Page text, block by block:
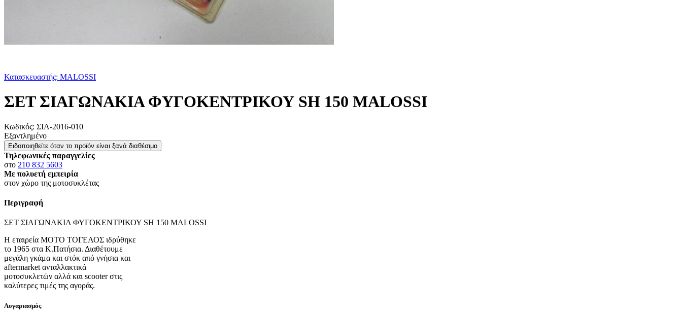
Κατασκευαστής: MALOSSI
ΣΕΤ ΣΙΑΓΩΝΑΚΙΑ ΦΥΓΟΚΕΝΤΡΙΚΟΥ SH 150 MALOSSI
Κωδικός: ΣΙΑ-2016-010
Εξαντλημένο
Ειδοποιηθείτε όταν το προϊόν είναι ξανά διαθέσιμο
Τηλεφωνικές παραγγελίες
στο 210 832 5603
Με πολυετή εμπειρία
στον χώρο της μοτοσυκλέτας
Περιγραφή
ΣΕΤ ΣΙΑΓΩΝΑΚΙΑ ΦΥΓΟΚΕΝΤΡΙΚΟΥ SH 150 MALOSSI
Η εταιρεία ΜΟΤΟ ΤΟΓΕΛΟΣ ιδρύθηκε
το 1965 στα Κ.Πατήσια. Διαθέτουμε
μεγάλη γκάμα και στόκ από γνήσια και
aftermarket ανταλλακτικά
μοτοσυκλετών αλλά και scooter στις
καλύτερες τιμές της αγοράς.
Λογαριασμός